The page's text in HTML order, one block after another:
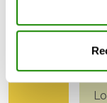
Especies
útiles para